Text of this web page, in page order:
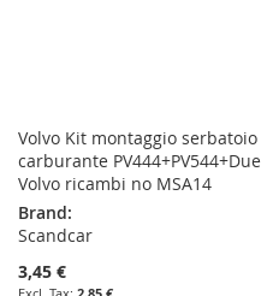
Volvo Kit montaggio serbatoio
carburante PV444+PV544+Due
Volvo ricambi no MSA14
Brand:
Scandcar
3,45 €